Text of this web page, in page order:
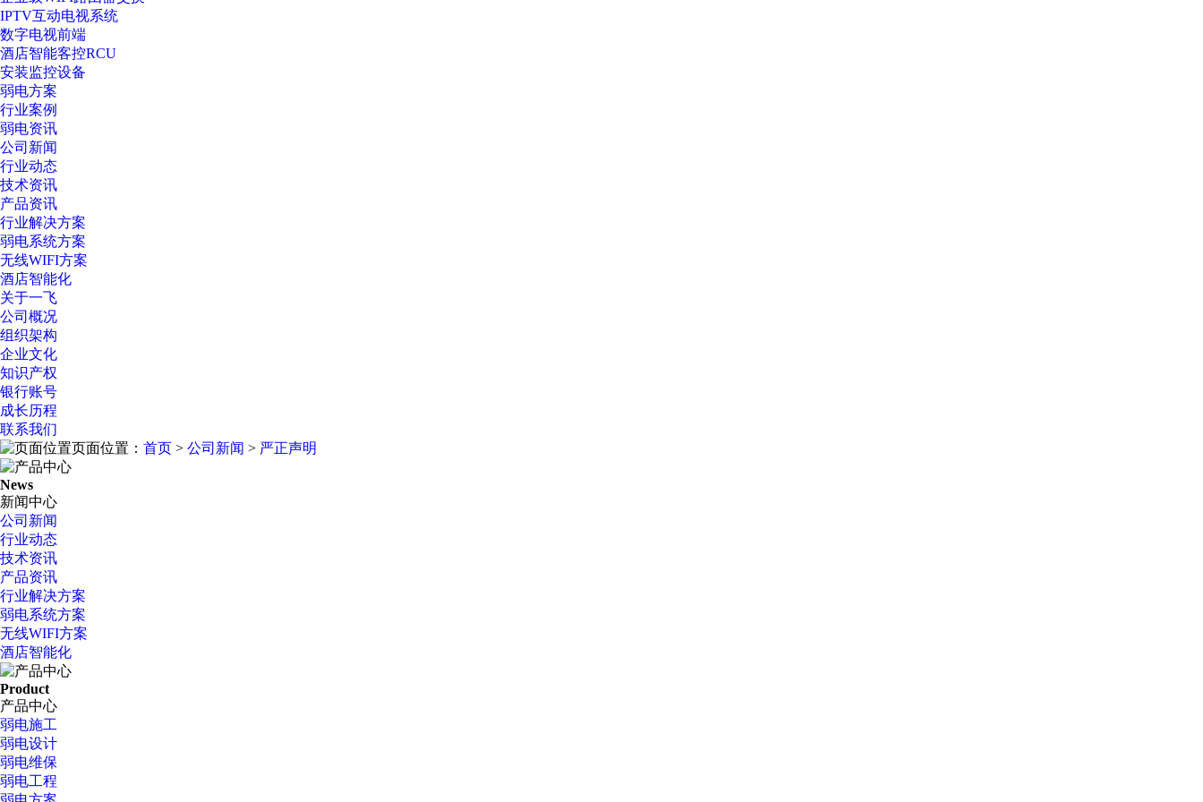
IPTV互动电视系统
数字电视前端
酒店智能客控RCU
安装监控设备
弱电方案
行业案例
弱电资讯
公司新闻
行业动态
技术资讯
产品资讯
行业解决方案
弱电系统方案
无线WIFI方案
酒店智能化
关于一飞
公司概况
组织架构
企业文化
知识产权
银行账号
成长历程
联系我们
页面位置： 首页 > 公司新闻 > 严正声明
News
新闻中心
公司新闻
行业动态
技术资讯
产品资讯
行业解决方案
弱电系统方案
无线WIFI方案
酒店智能化
Product
产品中心
弱电施工
弱电设计
弱电维保
弱电工程